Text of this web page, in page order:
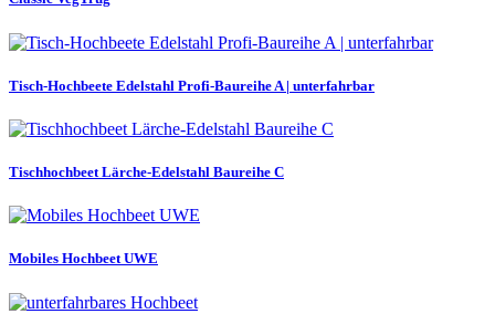
Tisch-Hochbeete Edelstahl Profi-Baureihe A | unterfahrbar
Tischhochbeet Lärche-Edelstahl Baureihe C
Mobiles Hochbeet UWE